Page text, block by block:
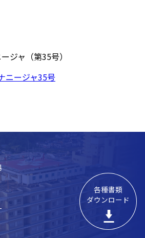
ジャ（第35号）
ニージャ35号
各種書類
ダウンロード